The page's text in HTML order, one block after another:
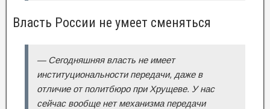
Власть России не умеет сменяться
— Сегодняшняя власть не имеет
институциональности передачи, даже в
отличие от политбюро при Хрущеве. У нас
сейчас вообще нет механизма передачи